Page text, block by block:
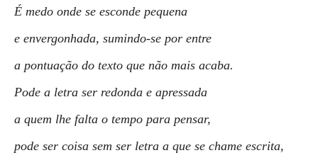
É medo onde se esconde pequena
e envergonhada, sumindo-se por entre
a pontuação do texto que não mais acaba.
Pode a letra ser redonda e apressada
a quem lhe falta o tempo para pensar,
pode ser coisa sem ser letra a que se chame escrita,